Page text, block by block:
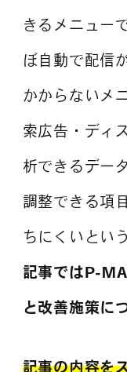
きるメニュー
ぼ自動で配信
かからないメ
索広告・ディ
析できるデー
調整できる項
ちにくいとい
記事ではP-
と改善施策に
記事の内容を